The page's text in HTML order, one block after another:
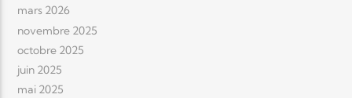
mars 2026
novembre 2025
octobre 2025
juin 2025
mai 2025